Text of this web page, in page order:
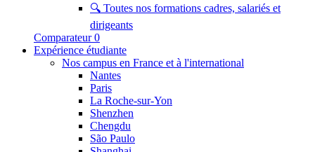
🔍 Toutes nos formations cadres, salariés et
dirigeants
Comparateur 0
Expérience étudiante
Nos campus en France et à l'international
Nantes
Paris
La Roche-sur-Yon
Shenzhen
Chengdu
São Paulo